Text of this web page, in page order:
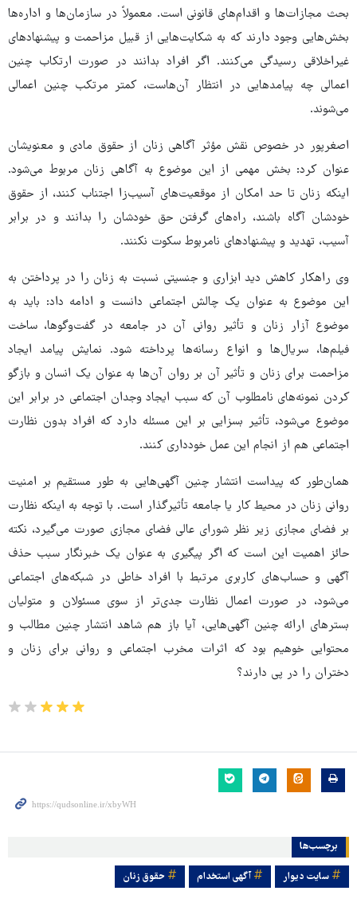
بحث مجازات‌ها و اقدام‌های قانونی است. معمولاً در سازمان‌ها و اداره‌ها
بخش‌هایی وجود دارند که به شکایت‌هایی از قبیل مزاحمت و پیشنهادهای
غیراخلاقی رسیدگی می‌کنند. اگر افراد بدانند در صورت ارتکاب چنین
اعمالی چه پیامدهایی در انتظار آن‌هاست، کمتر مرتکب چنین اعمالی
می‌شوند.
اصغرپور در خصوص نقش مؤثر آگاهی زنان از حقوق مادی و معنویشان
عنوان کرد: بخش مهمی از این موضوع به آگاهی زنان مربوط می‌شود.
اینکه زنان تا حد امکان از موقعیت‌های آسیب‌زا اجتناب کنند، از حقوق
خودشان آگاه باشند، راه‌های گرفتن حق خودشان را بدانند و در برابر
آسیب، تهدید و پیشنهادهای نامربوط سکوت نکنند.
وی راهکار کاهش دید ابزاری و جنسیتی نسبت به زنان را در پرداختن به
این موضوع به عنوان یک چالش اجتماعی دانست و ادامه داد: باید به
موضوع آزار زنان و تأثیر روانی آن در جامعه در گفت‌وگوها، ساخت
فیلم‌ها، سریال‌ها و انواع رسانه‌ها پرداخته شود. نمایش پیامد ایجاد
مزاحمت برای زنان و تأثیر آن بر روان آن‌ها به عنوان یک انسان و بازگو
کردن نمونه‌های نامطلوب آن که سبب ایجاد وجدان اجتماعی در برابر این
موضوع می‌شود، تأثیر بسزایی بر این مسئله دارد که افراد بدون نظارت
اجتماعی هم از انجام این عمل خودداری کنند.
همان‌طور که پیداست انتشار چنین آگهی‌هایی به طور مستقیم بر امنیت
روانی زنان در محیط کار یا جامعه تأثیرگذار است. با توجه به اینکه نظارت
بر فضای مجازی زیر نظر شورای عالی فضای مجازی صورت می‌گیرد، نکته‌
حائز اهمیت این است که اگر پیگیری به عنوان یک خبرنگار سبب حذف
آگهی و حساب‌های کاربری مرتبط با افراد خاطی در شبکه‌های اجتماعی
می‌شود، در صورت اعمال نظارت جدی‌تر از سوی مسئولان و متولیان
بسترهای ارائه چنین آگهی‌هایی، آیا باز هم شاهد انتشار چنین مطالب و
محتوایی خوهیم بود که اثرات مخرب اجتماعی و روانی برای زنان و
دختران را در پی دارند؟
برچسب‌ها
سایت دیوار آگهی استخدام حقوق زنان